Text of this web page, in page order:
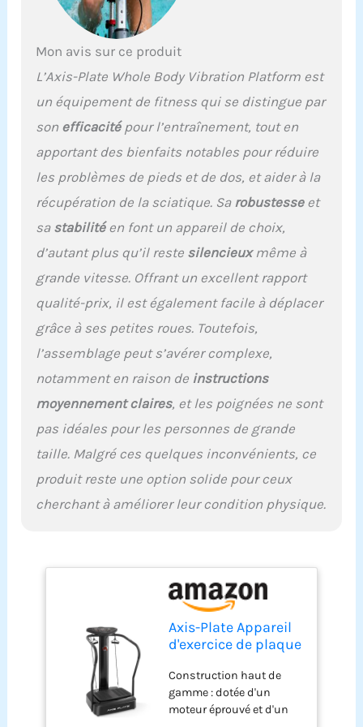
normes américaines et
antidérapants. Vibration
obtenez une stimulation
personnalisable pour les
vibrations du corps
entier avec 99 réglages de
vitesse, 3 entraînements
préprogrammés et une
option de mode manuel.
Les poignées disposent
pour le suivi des progrès,
et les accessoires
résistance amovibles
pour engager le haut du
entraînement complet.
Utilisation facile : les
utilisateurs avancés
apprécieront cette plate-
dispose d'un panneau de
contrôle facile à lire,
permettant un contrôle
de la vitesse pratique en
appuyant sur un bouton.
large de cette machine
offre beaucoup d'espace
sûr et sécurisé pour un
positionnement
élégant et compact :
équipé de roues montées
à l'avant pour un
Mon avis sur ce produit
L’Axis-Plate Whole Body Vibration Platform est
un équipement de fitness qui se distingue par
son efficacitépour l’entraînement, tout en
apportant des bienfaits notables pour réduire
les problèmes de pieds et de dos, et aider à la
récupération de la sciatique. Sa robustesseet
sa stabilitéen font un appareil de choix,
d’autant plus qu’il reste silencieuxmême à
grande vitesse. Offrant un excellent rapport
qualité-prix, il est également facile à déplacer
grâce à ses petites roues. Toutefois,
l’assemblage peut s’avérer complexe,
notamment en raison de instructions
moyennement claires, et les poignées ne sont
pas idéales pour les personnes de grande
taille. Malgré ces quelques inconvénients, ce
produit reste une option solide pour ceux
cherchant à améliorer leur condition physique.
Axis-Plate Appareil
d'exercice de plaque
tout le corps pour la
maison, la salle de
sport, le fitness
Construction haut de
gamme : dotée d'un
moteur éprouvé et d'un